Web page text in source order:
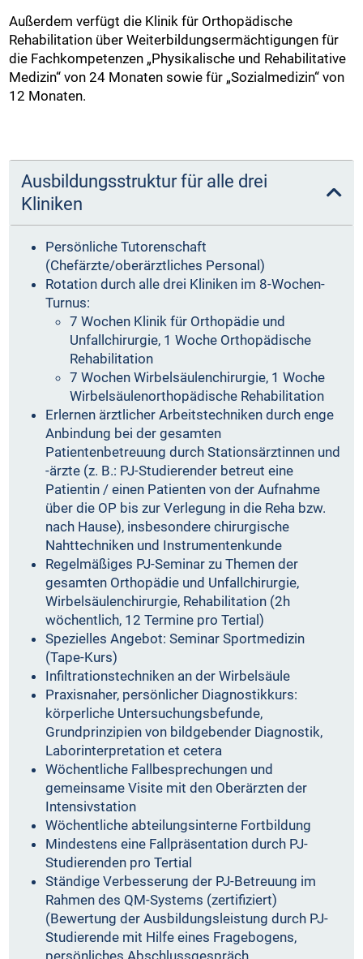
Außerdem verfügt die Klinik für Orthopädische
Rehabilitation über Weiterbildungsermächtigungen für
die Fachkompetenzen „Physikalische und Rehabilitative
Medizin“ von 24 Monaten sowie für „Sozialmedizin“ von
12 Monaten.
Ausbildungsstruktur für alle drei
Kliniken
Persönliche Tutorenschaft
(Chefärzte/oberärztliches Personal)
Rotation durch alle drei Kliniken im 8-Wochen-
Turnus:
7 Wochen Klinik für Orthopädie und
Unfallchirurgie, 1 Woche Orthopädische
Rehabilitation
7 Wochen Wirbelsäulenchirurgie, 1 Woche
Wirbelsäulenorthopädische Rehabilitation
Erlernen ärztlicher Arbeitstechniken durch enge
Anbindung bei der gesamten
Patientenbetreuung durch Stationsärztinnen und
-ärzte (z. B.: PJ-Studierender betreut eine
Patientin / einen Patienten von der Aufnahme
über die OP bis zur Verlegung in die Reha bzw.
nach Hause), insbesondere chirurgische
Nahttechniken und Instrumentenkunde
Regelmäßiges PJ-Seminar zu Themen der
gesamten Orthopädie und Unfallchirurgie,
Wirbelsäulenchirurgie, Rehabilitation (2h
wöchentlich, 12 Termine pro Tertial)
Spezielles Angebot: Seminar Sportmedizin
(Tape-Kurs)
Infiltrationstechniken an der Wirbelsäule
Praxisnaher, persönlicher Diagnostikkurs:
körperliche Untersuchungsbefunde,
Grundprinzipien von bildgebender Diagnostik,
Laborinterpretation et cetera
Wöchentliche Fallbesprechungen und
gemeinsame Visite mit den Oberärzten der
Intensivstation
Wöchentliche abteilungsinterne Fortbildung
Mindestens eine Fallpräsentation durch PJ-
Studierenden pro Tertial
Ständige Verbesserung der PJ-Betreuung im
Rahmen des QM-Systems (zertifiziert)
(Bewertung der Ausbildungsleistung durch PJ-
Studierende mit Hilfe eines Fragebogens,
persönliches Abschlussgespräch,